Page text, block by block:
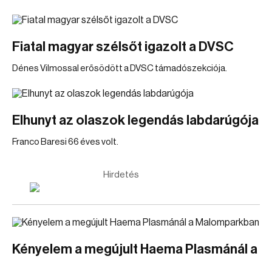
Fiatal magyar szélsőt igazolt a DVSC
Dénes Vilmossal erősödött a DVSC támadószekciója.
Elhunyt az olaszok legendás labdarúgója
Franco Baresi 66 éves volt.
Hirdetés
Kényelem a megújult Haema Plasmánál a